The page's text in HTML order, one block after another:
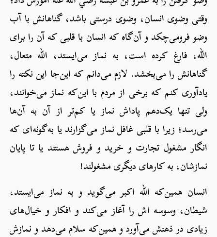
وقتی وضوی انسان، وضوی درستی باشد، گناهانش با آب
وضو فرومی‌چکد و آن‌گاه که انسان با قلبی که آن را برای
الله، فارغ کرده است، به نماز می‌ایستد، الله متعال،
گناهانش را می‌بخشد. لازم می‌دانم که این‌جا این نکته را
یادآوری کنم که برخی از مردم با این‌که نماز می‌خوانند،
ولی تنها یک‌دهم پاداش نماز یا کم‌تر از آن به آن‌ها
می‌رسد؛ زیرا با قلبی غافل نماز می‌گزارند یا به‌گونه‌ای که
انگار مشغول تجارت و خرید و فروش هستند یا تا پایان
نمازشان، به کارهای دیگری مشغولند!
انسان همین‌که الله اکبر می‌گوید و به نماز می‌ایستد،
شیطان، وسوسه اش را آغاز می‌کند و افکار و خیال‌های
زیادی در ذهنش می‌آورد و همین‌که سلام می‌دهد و نمازش